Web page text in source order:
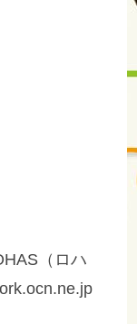
（ロハ